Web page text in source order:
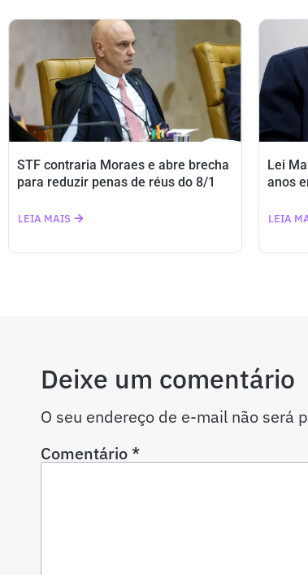
STF contraria Moraes e abre brecha
para reduzir penas de réus do 8/1
LEIA MAIS
Lei
anos
LEIA
Deixe um comentário
O seu endereço de e-mail não será
Comentário*